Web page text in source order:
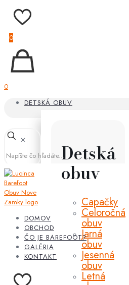
0
0
DETSKÁ OBUV
Detská
obuv
Capačky
Celoročná
obuv
Jarná
obuv
Jesenná
obuv
Letná
✕
DOMOV
OBCHOD
ČO JE BAREFOOT?
GALÉRIA
KONTAKT